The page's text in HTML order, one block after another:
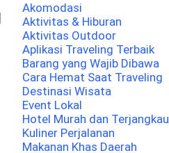
Akomodasi
Aktivitas & Hiburan
Aktivitas Outdoor
Aplikasi Traveling Terbaik
Barang yang Wajib Dibawa
Cara Hemat Saat Traveling
Destinasi Wisata
Event Lokal
Hotel Murah dan Terjangkau
Kuliner Perjalanan
Makanan Khas Daerah